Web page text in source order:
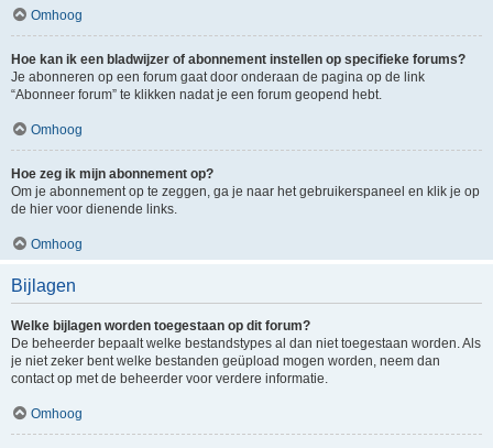
Omhoog
Hoe kan ik een bladwijzer of abonnement instellen op specifieke forums?
Je abonneren op een forum gaat door onderaan de pagina op de link
“Abonneer forum” te klikken nadat je een forum geopend hebt.
Omhoog
Hoe zeg ik mijn abonnement op?
Om je abonnement op te zeggen, ga je naar het gebruikerspaneel en klik je op
de hier voor dienende links.
Omhoog
Bijlagen
Welke bijlagen worden toegestaan op dit forum?
De beheerder bepaalt welke bestandstypes al dan niet toegestaan worden. Als
je niet zeker bent welke bestanden geüpload mogen worden, neem dan
contact op met de beheerder voor verdere informatie.
Omhoog